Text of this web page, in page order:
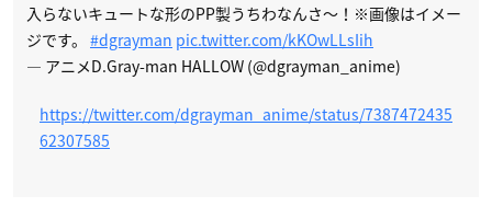
入らないキュートな形のPP製うちわなんさ〜！※画像はイメー
ジです。 #dgrayman pic.twitter.com/kKOwLLsIih
— アニメD.Gray-man HALLOW (@dgrayman_anime)
https://twitter.com/dgrayman_anime/status/7387472435
62307585